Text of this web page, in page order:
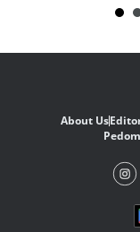
About Us